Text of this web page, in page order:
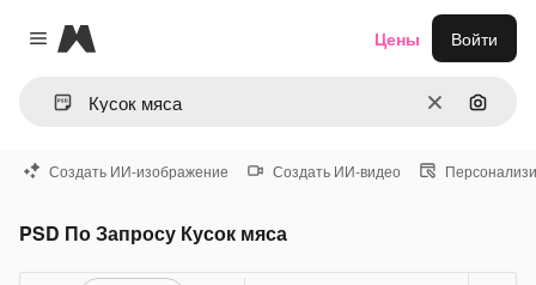
Close menu
Magnific
ОчиститьПоиск
Цены Войти
Создать ИИ-изображение Создать ИИ-видео
PSD По Запросу Кусок мяса